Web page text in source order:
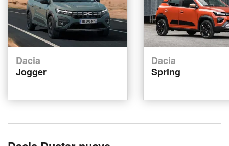
Dacia
Jogger
Dacia
Spring